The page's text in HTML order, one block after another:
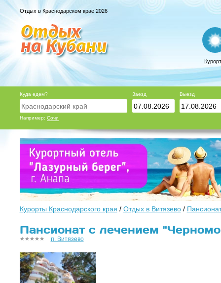
Отдых в Краснодарском крае 2026
Куда едем?
Например: Сочи
Заезд Выезд
Курорты Краснодарского края / Отдых в Витязево/
Пансионат с лечением
п. Витязево